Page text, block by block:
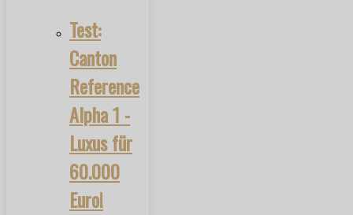
Test:
Canton
Reference
Alpha 1 -
Luxus für
60.000
Euro!